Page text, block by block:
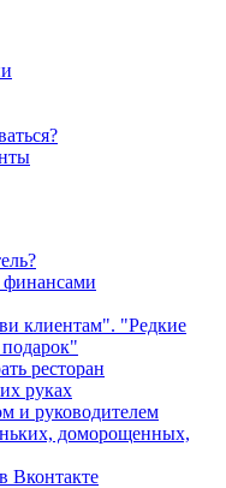
клиентам". "Редкие
ресторан
руках
и руководителем
доморощенных,
Вконтакте